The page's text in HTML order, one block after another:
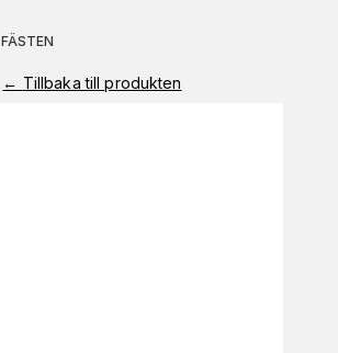
FÄSTEN
← Tillbaka till produkten